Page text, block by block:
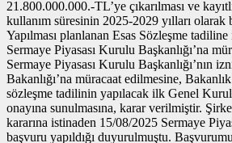
21.800.000.000.-TL’ye çıkarılması ve
kullanım süresinin 2025-2029 yılları olarak
Yapılması planlanan Esas Sözleşme
Sermaye Piyasası Kurulu Başkanlığı’na
Sermaye Piyasası Kurulu Başkanlığı’nın
Bakanlığı’na müracaat edilmesine,
sözleşme tadilinin yapılacak ilk Genel
onayına sunulmasına, karar verilmiştir.
kararına istinaden 15/08/2025 Sermaye
başvuru yapıldığı duyurulmuştu.